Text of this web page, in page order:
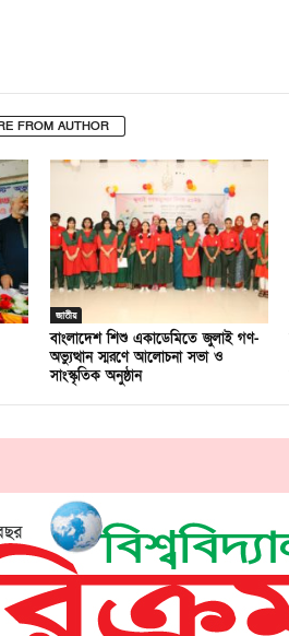
FROM AUTHOR
জাতীয়
বাংলাদেশ শিশু একাডেমিতে জুলাই গণ-
অভ্যুত্থান স্মরণে আলোচনা সভা ও
সাংস্কৃতিক অনুষ্ঠান